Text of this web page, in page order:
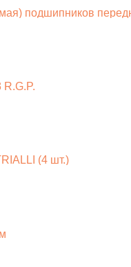
подшипников
(4 шт.)